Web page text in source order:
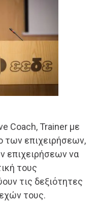
Coach, Trainer με
των επιχειρήσεων,
επιχειρήσεων να
τους
τις δεξιότητες
τους.